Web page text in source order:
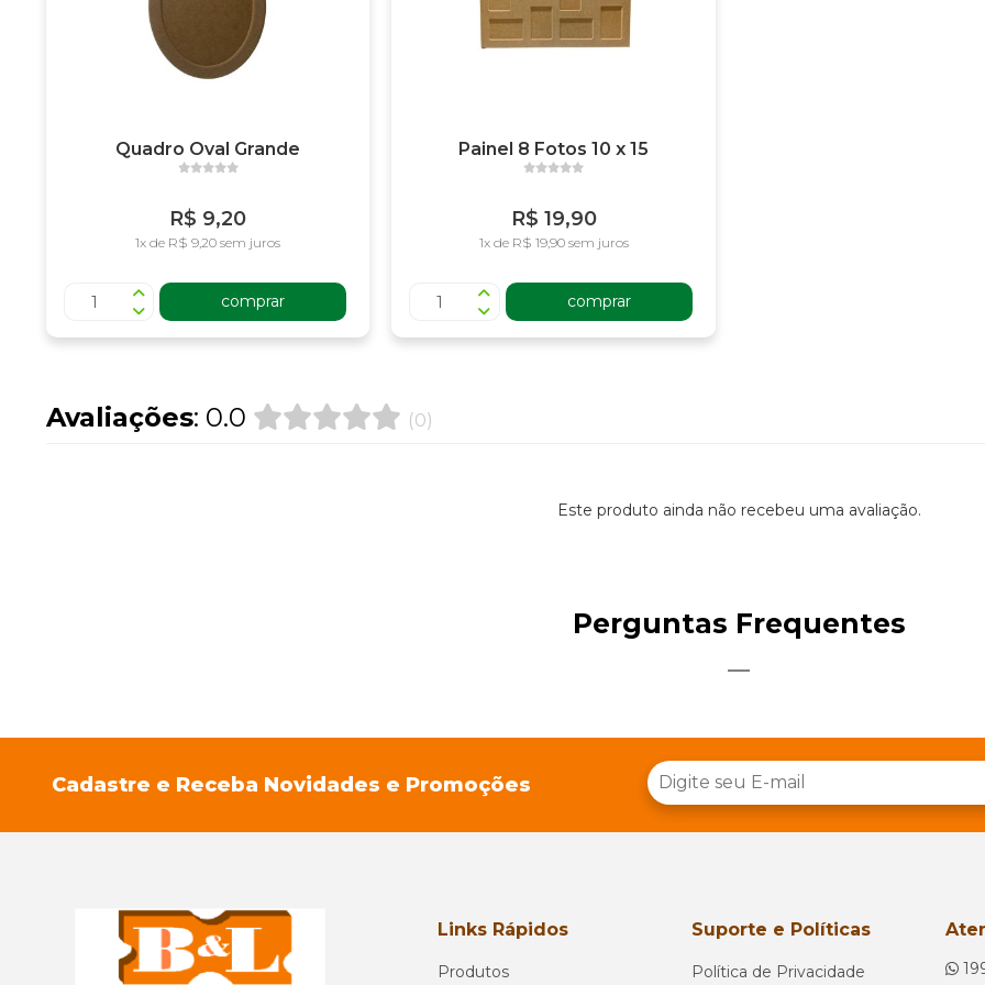
Quadro Oval Grande
R$ 9,20
1x de R$ 9,20 sem juros
comprar
Painel 8 Fotos 10 x 15
R$ 19,90
1x de R$ 19,90 sem juros
comprar
Avaliações: 0.0 (0)
Este produto ainda não recebeu uma avaliação.
Perguntas Frequentes
Cadastre e Receba Novidades e Promoções
Links Rápidos
Produtos
Suporte e Políticas
Política de Privacidade